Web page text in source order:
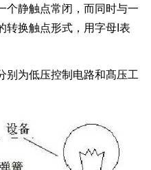
静触点常闭，而同时与一
转换触点形式，用字母I表
为低压控制电路和髙压工